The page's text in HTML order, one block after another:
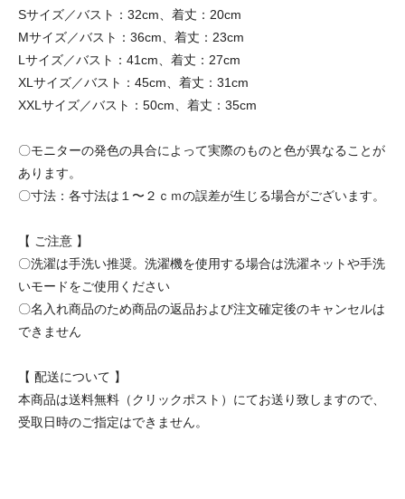
Sサイズ／バスト：32cm、着丈：20cm
Mサイズ／バスト：36cm、着丈：23cm
Lサイズ／バスト：41cm、着丈：27cm
XLサイズ／バスト：45cm、着丈：31cm
XXLサイズ／バスト：50cm、着丈：35cm
〇モニターの発色の具合によって実際のものと色が異なることが
あります。
〇寸法：各寸法は１〜２ｃｍの誤差が生じる場合がございます。
【 ご注意 】
〇洗濯は手洗い推奨。洗濯機を使用する場合は洗濯ネットや手洗
いモードをご使用ください
〇名入れ商品のため商品の返品および注文確定後のキャンセルは
できません
【 配送について 】
本商品は送料無料（クリックポスト）にてお送り致しますので、
受取日時のご指定はできません。